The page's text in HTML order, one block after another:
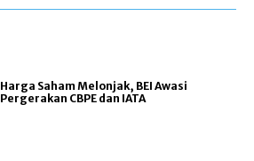
Harga Saham Melonjak, BEI Awasi
Pergerakan CBPE dan IATA